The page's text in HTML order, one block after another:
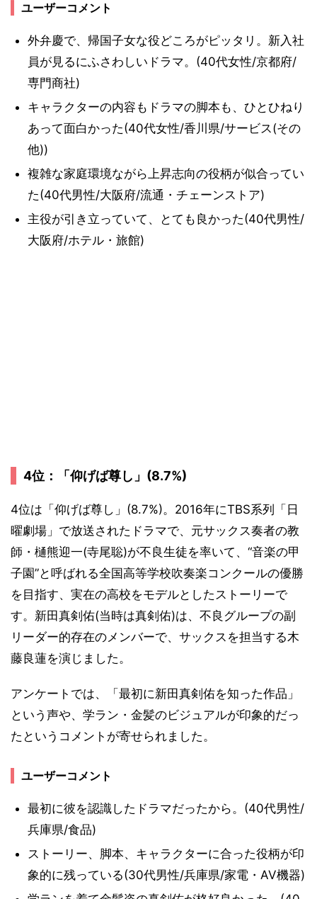
ユーザーコメント
外弁慶で、帰国子女な役どころがピッタリ。新入社
員が見るにふさわしいドラマ。(40代女性/京都府/
専門商社)
キャラクターの内容もドラマの脚本も、ひとひねり
あって面白かった(40代女性/香川県/サービス(その
他))
複雑な家庭環境ながら上昇志向の役柄が似合ってい
た(40代男性/大阪府/流通・チェーンストア)
主役が引き立っていて、とても良かった(40代男性/
大阪府/ホテル・旅館)
4位：「仰げば尊し」(8.7%)
4位は「仰げば尊し」(8.7%)。2016年にTBS系列「日
曜劇場」で放送されたドラマで、元サックス奏者の教
師・樋熊迎一(寺尾聡)が不良生徒を率いて、“音楽の甲
子園”と呼ばれる全国高等学校吹奏楽コンクールの優勝
を目指す、実在の高校をモデルとしたストーリーで
す。新田真剣佑(当時は真剣佑)は、不良グループの副
リーダー的存在のメンバーで、サックスを担当する木
藤良蓮を演じました。
アンケートでは、「最初に新田真剣佑を知った作品」
という声や、学ラン・金髪のビジュアルが印象的だっ
たというコメントが寄せられました。
ユーザーコメント
最初に彼を認識したドラマだったから。(40代男性/
兵庫県/食品)
ストーリー、脚本、キャラクターに合った役柄が印
象的に残っている(30代男性/兵庫県/家電・AV機器)